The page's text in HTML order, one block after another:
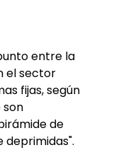
entre la
el sector
fijas, según
son
de